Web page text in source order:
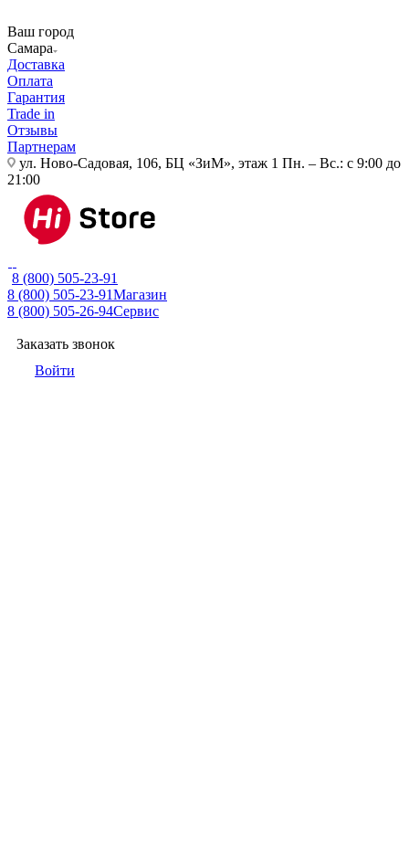
Ваш город
Самара
Доставка
Оплата
Гарантия
Trade in
Отзывы
Партнерам
ул. Ново-Садовая, 106, БЦ «ЗиМ», этаж 1 Пн. – Вс.: с 9:00 до
21:00
8 (800) 505-23-91
8 (800) 505-23-91Магазин
8 (800) 505-26-94Сервис
Заказать звонок
Войти